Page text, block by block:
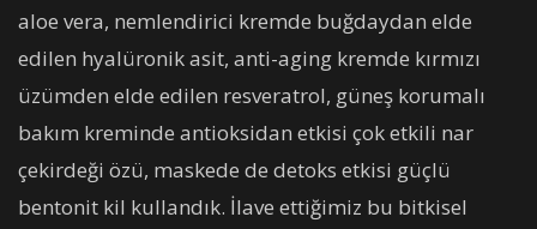
aloe vera, nemlendirici kremde buğdaydan elde
edilen hyalüronik asit, anti-aging kremde kırmızı
üzümden elde edilen resveratrol, güneş korumalı
bakım kreminde antioksidan etkisi çok etkili nar
çekirdeği özü, maskede de detoks etkisi güçlü
bentonit kil kullandık. İlave ettiğimiz bu bitkisel